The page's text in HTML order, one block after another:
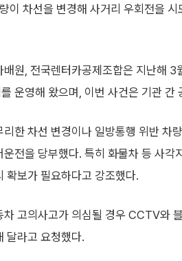
이 차선을 변경해 사거리 우회전을
배원, 전국렌터카공제조합은 지난해
운영해 왔으며, 이번 사건은 기관 간
리한 차선 변경이나 일방통행 위반 차
운전을 당부했다. 특히 화물차 등 사
확보가 필요하다고 강조했다.
차 고의사고가 의심될 경우 CCTV와
달라고 요청했다.